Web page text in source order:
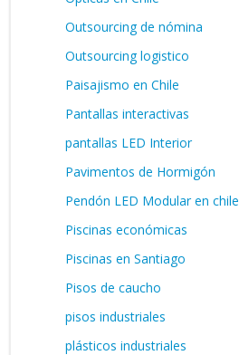
Outsourcing de nómina
Outsourcing logistico
Paisajismo en Chile
Pantallas interactivas
pantallas LED Interior
Pavimentos de Hormigón
Pendón LED Modular en chile
Piscinas económicas
Piscinas en Santiago
Pisos de caucho
pisos industriales
plásticos industriales